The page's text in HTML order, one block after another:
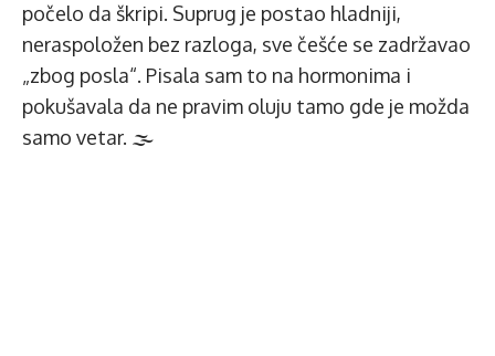
počelo da škripi. Suprug je postao hladniji,
neraspoložen bez razloga, sve češće se zadržavao
„zbog posla“. Pisala sam to na hormonima i
pokušavala da ne pravim oluju tamo gde je možda
samo vetar. 🌫️